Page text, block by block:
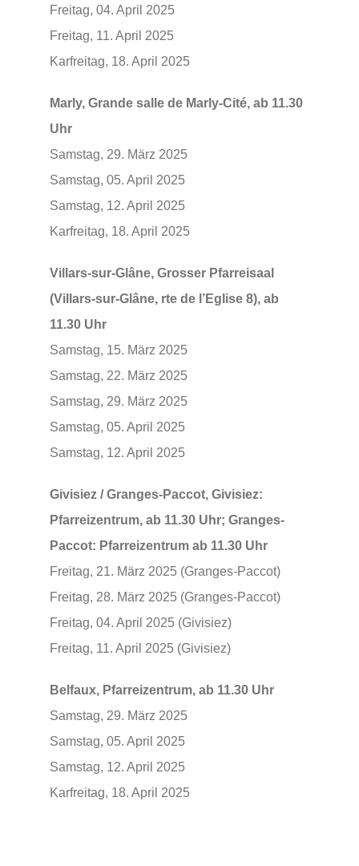
Freitag, 04. April 2025
Freitag, 11. April 2025
Karfreitag, 18. April 2025
Marly, Grande salle de Marly-Cité, ab 11.30
Uhr
Samstag, 29. März 2025
Samstag, 05. April 2025
Samstag, 12. April 2025
Karfreitag, 18. April 2025
Villars-sur-Glâne, Grosser Pfarreisaal
(Villars-sur-Glâne, rte de l’Eglise 8), ab
11.30 Uhr
Samstag, 15. März 2025
Samstag, 22. März 2025
Samstag, 29. März 2025
Samstag, 05. April 2025
Samstag, 12. April 2025
Givisiez / Granges-Paccot, Givisiez:
Pfarreizentrum, ab 11.30 Uhr; Granges-
Paccot: Pfarreizentrum ab 11.30 Uhr
Freitag, 21. März 2025 (Granges-Paccot)
Freitag, 28. März 2025 (Granges-Paccot)
Freitag, 04. April 2025 (Givisiez)
Freitag, 11. April 2025 (Givisiez)
Belfaux, Pfarreizentrum, ab 11.30 Uhr
Samstag, 29. März 2025
Samstag, 05. April 2025
Samstag, 12. April 2025
Karfreitag, 18. April 2025